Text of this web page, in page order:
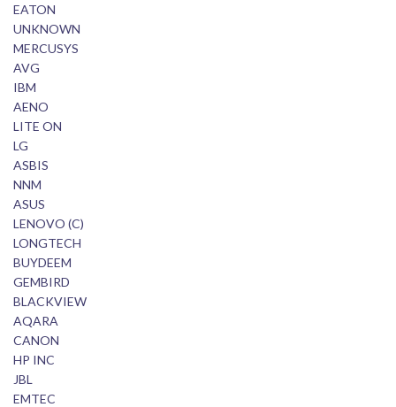
EATON
UNKNOWN
MERCUSYS
AVG
IBM
AENO
LITE ON
LG
ASBIS
NNM
ASUS
LENOVO (C)
LONGTECH
BUYDEEM
GEMBIRD
BLACKVIEW
AQARA
CANON
HP INC
JBL
EMTEC